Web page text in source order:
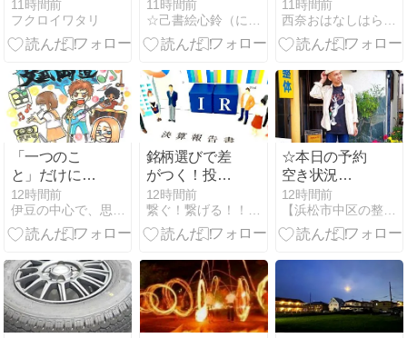
で見ること｜
交付までの期
間と手数料
11時間前
フクロイワタリ
リーズ 75 無
病息災
11時間前
人が引っ掛か
るところでし
た。
11時間前
「一つのこ
と」だけに生
きる危うさ。
――効率主義
を超えて「文
える人生の安
全網
12時間前
銘柄選びで差
がつく！投資
初心者こそ知
っておきたい
「IR情報」の
12時間前
☆本日の予約
空き状況
8/7(金)(⌒‐
⌒)☆
12時間前